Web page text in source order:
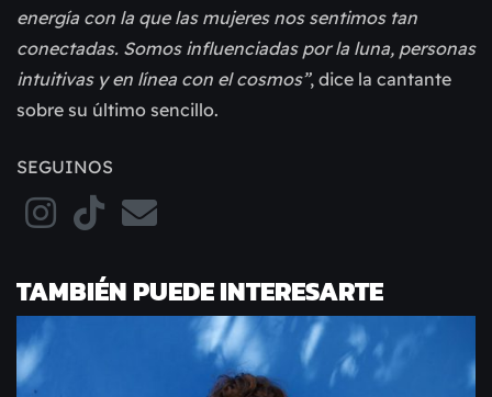
energía con la que las mujeres nos sentimos tan
conectadas. Somos influenciadas por la luna, personas
intuitivas y en línea con el cosmos”, dice la cantante
sobre su último sencillo.
SEGUINOS
TAMBIÉN PUEDE INTERESARTE